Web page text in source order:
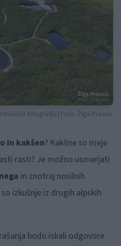
fotografija| Foto: Žiga Prasnic
in kakšen? Kakšne so meje
rasti? Je možno usmerjati
in znotraj nosilnih
izkušnje iz drugih alpskih
bodo iskali odgovore